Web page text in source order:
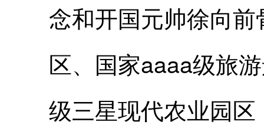
念和开国元帅徐向
区、国家aaaa级旅
级三星现代农业园区